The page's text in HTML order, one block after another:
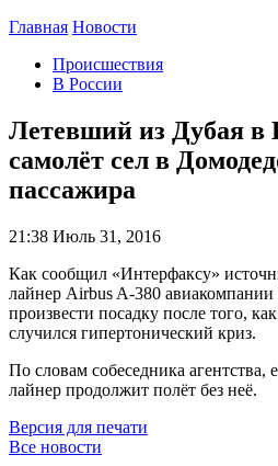
Главная Новости
Происшествия
В России
Летевший из Дубая
самолёт сел в
пассажира
21:38 Июль 31, 2016
Как сообщил «Интерфаксу»
лайнер Airbus A-380
произвести посадку после того,
случился гипертонический криз.
По словам собеседника агентства,
лайнер продолжит полёт без неё.
Версия для печати
Все новости